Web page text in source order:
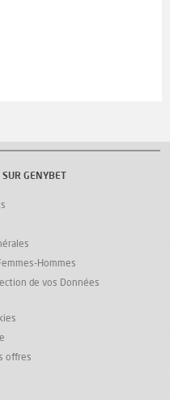
GENYBET
Hommes
de vos Données
offres